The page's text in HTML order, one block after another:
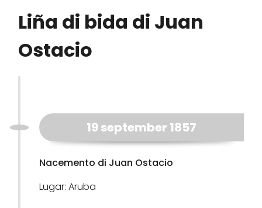
Liña di bida di Juan
Ostacio
19 september 1857
Nacemento di Juan Ostacio
Lugar: Aruba